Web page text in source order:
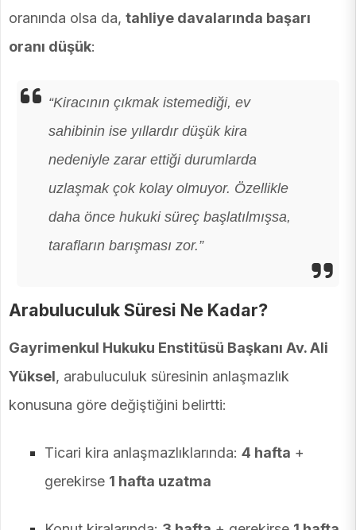
oranında olsa da, tahliye davalarında başarı
oranı düşük:
“Kiracının çıkmak istemediği, ev
sahibinin ise yıllardır düşük kira
nedeniyle zarar ettiği durumlarda
uzlaşmak çok kolay olmuyor. Özellikle
daha önce hukuki süreç başlatılmışsa,
tarafların barışması zor.”
Arabuluculuk Süresi Ne Kadar?
Gayrimenkul Hukuku Enstitüsü Başkanı Av. Ali
Yüksel, arabuluculuk süresinin anlaşmazlık
konusuna göre değiştiğini belirtti:
Ticari kira anlaşmazlıklarında: 4 hafta +
gerekirse 1 hafta uzatma